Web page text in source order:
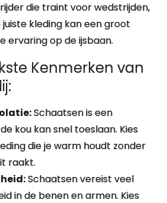
die traint voor wedstrijden,
kleding kan een groot
ervaring op de ijsbaan.
Kenmerken van
Schaatsen is een
kou kan snel toeslaan. Kies
die je warm houdt zonder
raakt.
Schaatsen vereist veel
in de benen en armen. Kies